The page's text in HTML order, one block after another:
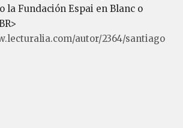
la Fundación Espai en Blanc o
autor/2364/santiago